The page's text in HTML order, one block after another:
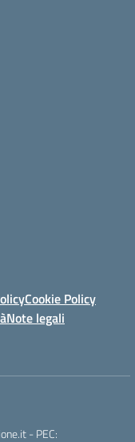
Cookie Policy
Note legali
- PEC: